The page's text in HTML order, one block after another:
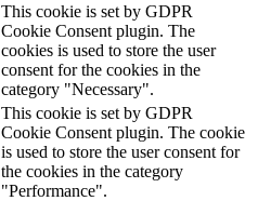
This cookie is set by GDPR
Cookie Consent plugin. The
cookies is used to store the user
consent for the cookies in the
category "Necessary".
This cookie is set by GDPR
Cookie Consent plugin. The cookie
is used to store the user consent for
the cookies in the category
"Performance".